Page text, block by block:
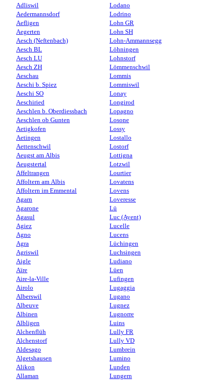
Adliswil
Aedermannsdorf
Aefligen
Aegerten
Aesch (Neftenbach)
Aesch BL
Aesch LU
Aesch ZH
Aeschau
Aeschi b. Spiez
Aeschi SO
Aeschiried
Aeschlen b. Oberdiessbach
Aeschlen ob Gunten
Aetigkofen
Aetingen
Aettenschwil
Aeugst am Albis
Aeugstertal
Affeltrangen
Affoltern am Albis
Affoltern im Emmental
Agarn
Agarone
Agasul
Agiez
Agno
Agra
Agriswil
Aigle
Aïre
Aire-la-Ville
Airolo
Alberswil
Albeuve
Albinen
Albligen
Alchenflüh
Alchenstorf
Aldesago
Algetshausen
Alikon
Allaman
Lodano
Lodrino
Lohn GR
Lohn SH
Lohn-Ammannsegg
Löhningen
Lohnstorf
Lömmenschwil
Lommis
Lommiswil
Lonay
Longirod
Lopagno
Losone
Lossy
Lostallo
Lostorf
Lottigna
Lotzwil
Lourtier
Lovatens
Lovens
Loveresse
Lü
Luc (Ayent)
Lucelle
Lucens
Lüchingen
Luchsingen
Ludiano
Lüen
Lufingen
Lugaggia
Lugano
Lugnez
Lugnorre
Luins
Lully FR
Lully VD
Lumbrein
Lumino
Lunden
Lungern